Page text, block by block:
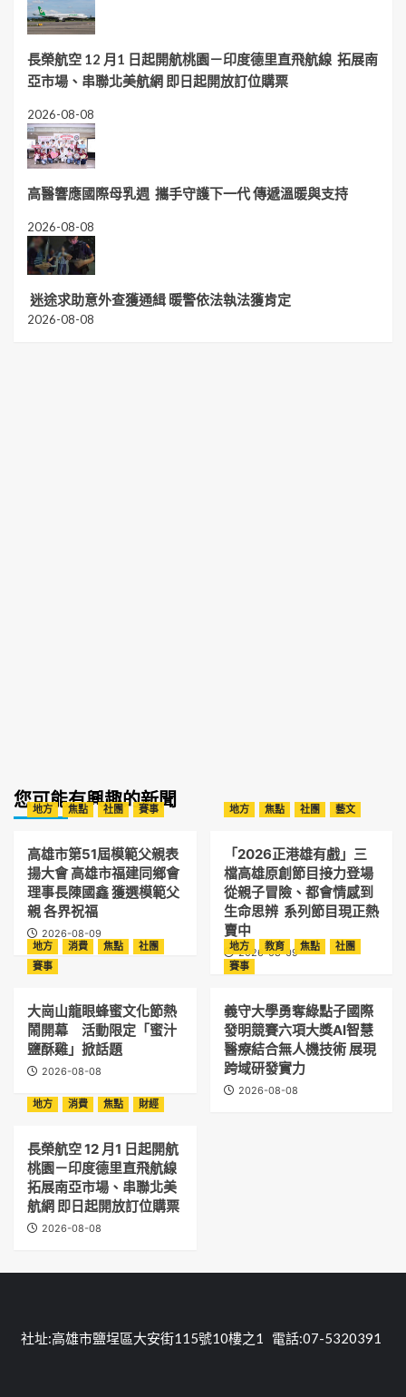
長榮航空 12 月1 日起開航桃園－印度德里直飛航線 拓展南
亞市場、串聯北美航網 即日起開放訂位購票
2026-08-08
高醫響應國際母乳週 攜手守護下一代 傳遞溫暖與支持
2026-08-08
迷途求助意外查獲通緝 暖警依法執法獲肯定
2026-08-08
您可能有興趣的新聞
地方 焦點 社團 賽事
高雄市第51屆模範父親表
揚大會 高雄市福建同鄉會
理事長陳國鑫 獲選模範父
親 各界祝福
2026-08-09
地方 焦點 社團 藝文
「2026正港雄有戲」三
檔高雄原創節目接力登場
從親子冒險、都會情感到
生命思辨 系列節目現正熱
賣中
2026-08-09
地方 消費 焦點
社團
賽事
大崗山龍眼蜂蜜文化節熱
鬧開幕 活動限定「蜜汁
鹽酥雞」掀話題
2026-08-08
地方 教育 焦點
社團
賽事
義守大學勇奪綠點子國際
發明競賽六項大獎AI智慧
醫療結合無人機技術 展現
跨域研發實力
2026-08-08
地方
消費 焦點 財經
長榮航空 12 月1 日起開航
桃園－印度德里直飛航線
拓展南亞市場、串聯北美
航網 即日起開放訂位購票
2026-08-08
社址:高雄市鹽埕區大安街115號10樓之1 電話:07-5320391